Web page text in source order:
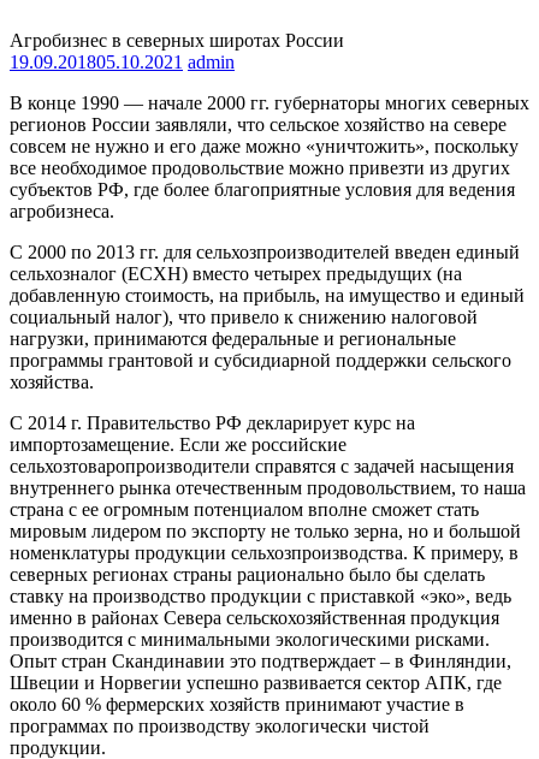
Агробизнес в северных широтах России
19.09.201805.10.2021 admin
В конце 1990 — начале 2000 гг. губернаторы многих северных
регионов России заявляли, что сельское хозяйство на севере
совсем не нужно и его даже можно «уничтожить», поскольку
все необходимое продовольствие можно привезти из других
субъектов РФ, где более благоприятные условия для ведения
агробизнеса.
С 2000 по 2013 гг. для сельхозпроизводителей введен единый
сельхозналог (ЕСХН) вместо четырех предыдущих (на
добавленную стоимость, на прибыль, на имущество и единый
социальный налог), что привело к снижению налоговой
нагрузки, принимаются федеральные и региональные
программы грантовой и субсидиарной поддержки сельского
хозяйства.
С 2014 г. Правительство РФ декларирует курс на
импортозамещение. Если же российские
сельхозтоваропроизводители справятся с задачей насыщения
внутреннего рынка отечественным продовольствием, то наша
страна с ее огромным потенциалом вполне сможет стать
мировым лидером по экспорту не только зерна, но и большой
номенклатуры продукции сельхозпроизводства. К примеру, в
северных регионах страны рационально было бы сделать
ставку на производство продукции с приставкой «эко», ведь
именно в районах Севера сельскохозяйственная продукция
производится с минимальными экологическими рисками.
Опыт стран Скандинавии это подтверждает – в Финляндии,
Швеции и Норвегии успешно развивается сектор АПК, где
около 60 % фермерских хозяйств принимают участие в
программах по производству экологически чистой
продукции.